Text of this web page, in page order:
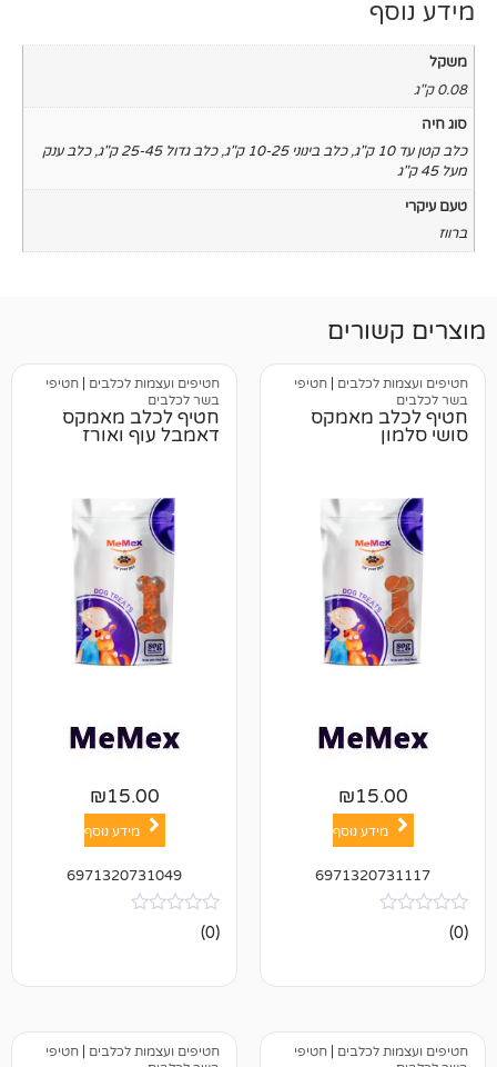
כלב בינוני 10-25 ק"ג ,כלב גדול 25-45 ק"ג ,כלב ענק
|חטיפי
מאמקס
חטיפים ועצמות לכלבים|חטיפי
חטיף לכלב מאמקס
דאמבל עוף ואורז
|חטיפי חטיפים ועצמות לכלבים|חטיפי